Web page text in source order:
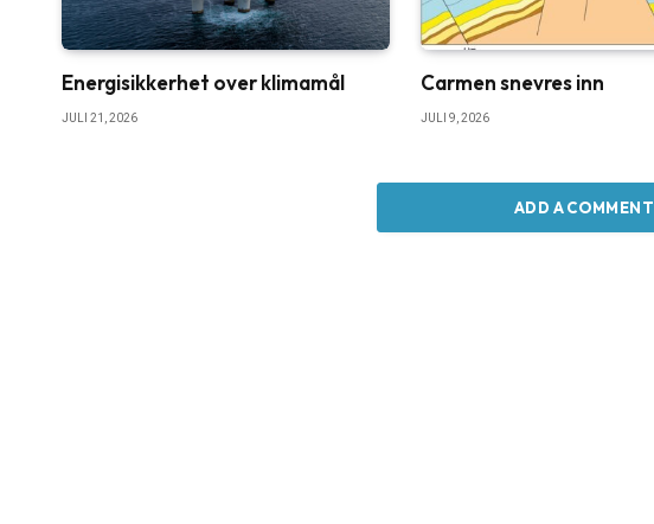
Energisikkerhet over klimamål
JULI 21, 2026
Carmen snevres inn
JULI 9, 2026
ADD A COMMENT